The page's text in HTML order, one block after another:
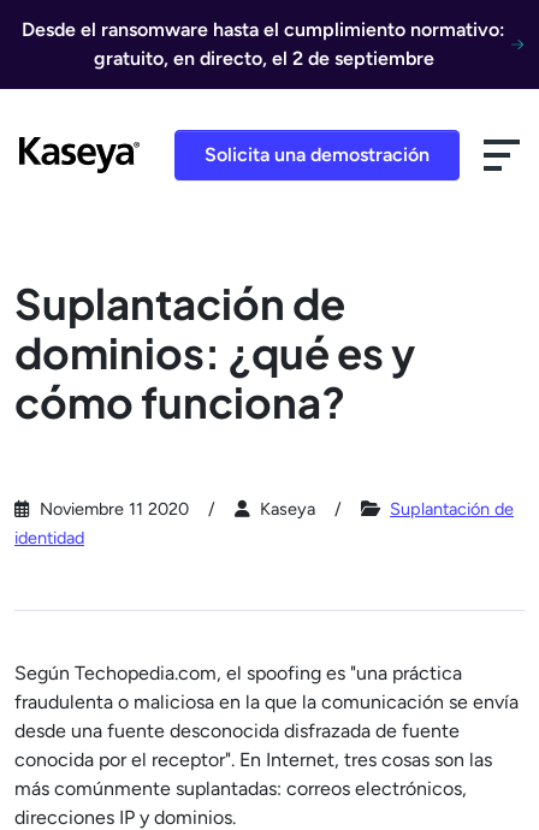
Desde el ransomware hasta el cumplimiento normativo:
gratuito, en directo, el 2 de septiembre
Solicita una demostración
Suplantación de
dominios: ¿qué es y
cómo funciona?
Noviembre 11 2020 Kaseya
Suplantación de
identidad
Según Techopedia.com, el spoofing es "una práctica
fraudulenta o maliciosa en la que la comunicación se envía
desde una fuente desconocida disfrazada de fuente
conocida por el receptor". En Internet, tres cosas son las
más comúnmente suplantadas: correos electrónicos,
direcciones IP y dominios.